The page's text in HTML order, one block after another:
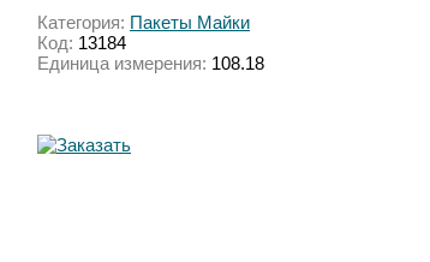
Категория: Пакеты Майки
Код: 13184
Единица измерения: 108.18